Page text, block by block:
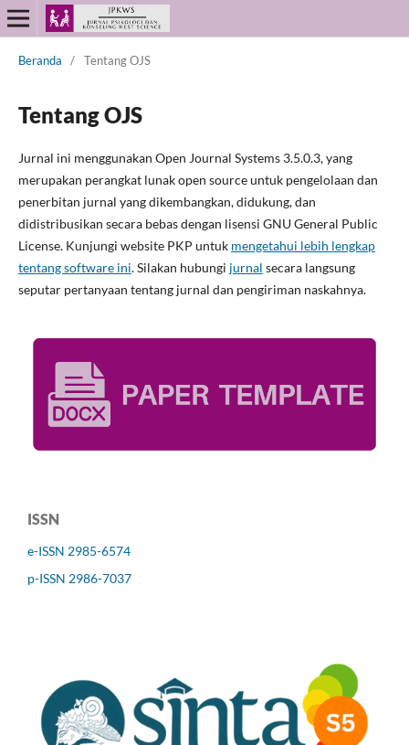
Beranda / Tentang OJS
Tentang OJS
Jurnal ini menggunakan Open Journal Systems 3.5.0.3, yang
merupakan perangkat lunak open source untuk pengelolaan dan
penerbitan jurnal yang dikembangkan, didukung, dan
didistribusikan secara bebas dengan lisensi GNU General Public
License. Kunjungi website PKP untuk mengetahui lebih lengkap
tentang software ini. Silakan hubungi jurnal secara langsung
seputar pertanyaan tentang jurnal dan pengiriman naskahnya.
ISSN
e-ISSN 2985-6574
p-ISSN 2986-7037